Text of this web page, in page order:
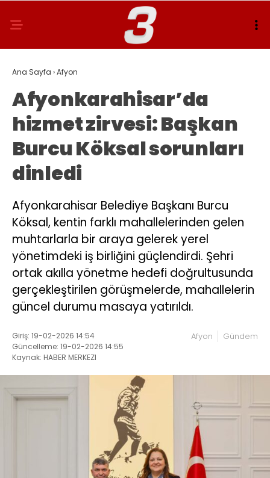
Ana Sayfa ›Afyon
Afyonkarahisar’da
hizmet zirvesi: Başkan
Burcu Köksal sorunları
dinledi
Afyonkarahisar Belediye Başkanı Burcu
Köksal, kentin farklı mahallelerinden gelen
muhtarlarla bir araya gelerek yerel
yönetimdeki iş birliğini güçlendirdi. Şehri
ortak akılla yönetme hedefi doğrultusunda
gerçekleştirilen görüşmelerde, mahallelerin
güncel durumu masaya yatırıldı.
Giriş: 19-02-2026 14:54
Güncelleme: 19-02-2026 14:55
Kaynak: HABER MERKEZI
Afyon Gündem